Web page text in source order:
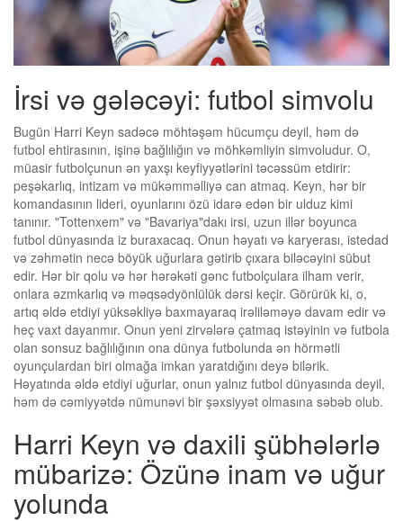
İrsi və gələcəyi: futbol simvolu
Bugün Harri Keyn sadəcə möhtəşəm hücumçu deyil, həm də
futbol ehtirasının, işinə bağlılığın və möhkəmliyin simvoludur. O,
müasir futbolçunun ən yaxşı keyfiyyətlərini təcəssüm etdirir:
peşəkarlıq, intizam və mükəmməlliyə can atmaq. Keyn, hər bir
komandasının lideri, oyunlarını özü idarə edən bir ulduz kimi
tanınır. "Tottenxem" və "Bavariya"dakı irsi, uzun illər boyunca
futbol dünyasında iz buraxacaq. Onun həyatı və karyerası, istedad
və zəhmətin necə böyük uğurlara gətirib çıxara biləcəyini sübut
edir. Hər bir qolu və hər hərəkəti gənc futbolçulara ilham verir,
onlara əzmkarlıq və məqsədyönlülük dərsi keçir. Görürük ki, o,
artıq əldə etdiyi yüksəkliyə baxmayaraq irəliləməyə davam edir və
heç vaxt dayanmır. Onun yeni zirvələrə çatmaq istəyinin və futbola
olan sonsuz bağlılığının ona dünya futbolunda ən hörmətli
oyunçulardan biri olmağa imkan yaratdığını deyə bilərik.
Həyatında əldə etdiyi uğurlar, onun yalnız futbol dünyasında deyil,
həm də cəmiyyətdə nümunəvi bir şəxsiyyət olmasına səbəb olub.
Harri Keyn və daxili şübhələrlə
mübarizə: Özünə inam və uğur
yolunda